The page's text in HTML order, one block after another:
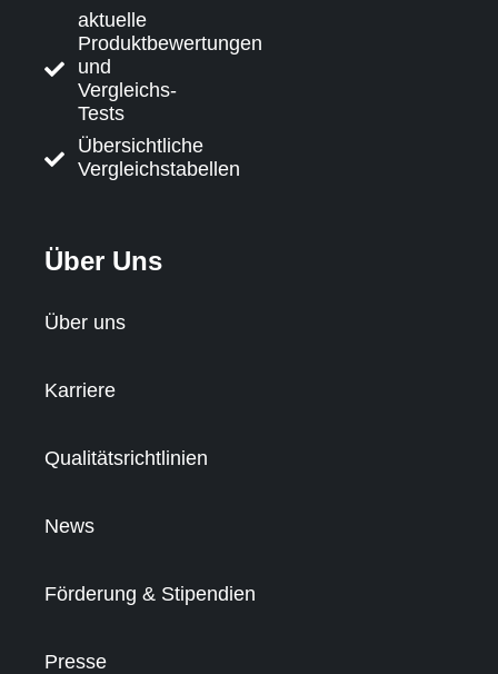
aktuelle
Produktbewertungen
und
Vergleichs-
Tests
Übersichtliche
Vergleichstabellen
Über Uns
Über uns
Karriere
Qualitätsrichtlinien
News
Förderung & Stipendien
Presse